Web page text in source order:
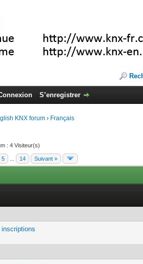
S’enregistrer
KNX forum › Français
: 4 Visiteur(s)
5 14 Suivant »
inscriptions